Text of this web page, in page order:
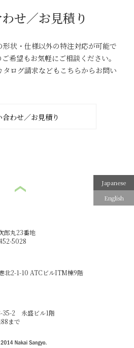
せ／お見積り
状・仕様以外の特注対応が可能で
ご希望もお気軽にご相談ください。
ログ請求などもこちらからお問い
合わせ／お見積り
郎丸23番地
5028
北2-1-10 ATCビルITM棟9階
35-2 永盛ビル1階
まで
Japanese
English